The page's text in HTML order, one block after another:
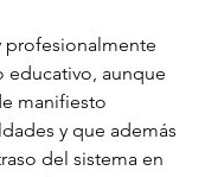
profesionalmente
educativo, aunque
manifiesto
y que además
del sistema en